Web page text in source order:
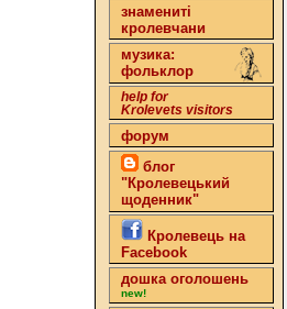
знамениті
кролевчани
музика:
фольклор
help for
Krolevets visitors
форум
блог
"Кролевецький
щоденник"
Кролевець на
Facebook
дошка оголошень
new!